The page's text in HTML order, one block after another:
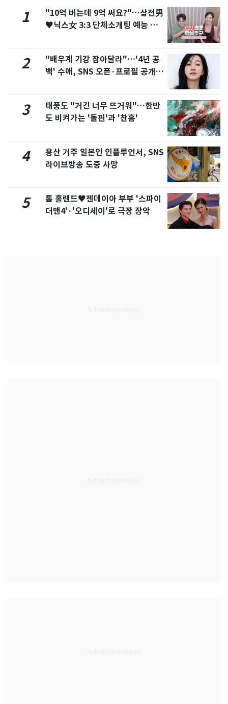
1
"10억 버는데 9억 써요?"…삼전男
♥닉스女 3:3 단체소개팅 예능 화
2
"배우계 기강 잡아달라"…'4년 공
백' 수애, SNS 오픈·프로필 공개
3
태풍도 "거긴 너무 뜨거워"…한반
도 비켜가는 '돌핀'과 '찬홈'
4
용산 거주 일본인 인플루언서, SNS
라이브방송 도중 사망
5
톰 홀랜드♥젠데이아 부부 '스파이
더맨4'·'오디세이'로 극장 장악